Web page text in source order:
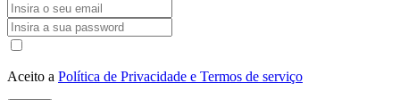
Aceito a Política de Privacidade e Termos de serviço